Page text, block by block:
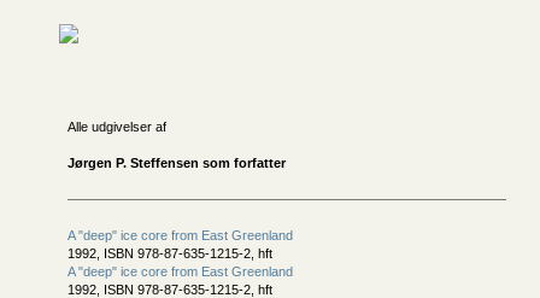
Alle udgivelser af
Jørgen P. Steffensen som forfatter
A "deep" ice core from East Greenland
1992, ISBN 978-87-635-1215-2, hft
A "deep" ice core from East Greenland
1992, ISBN 978-87-635-1215-2, hft